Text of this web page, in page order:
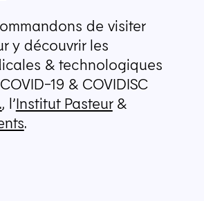
de visiter
y découvrir les
& technologiques
COVID-19 & COVIDISC
, l’Institut Pasteur&
.